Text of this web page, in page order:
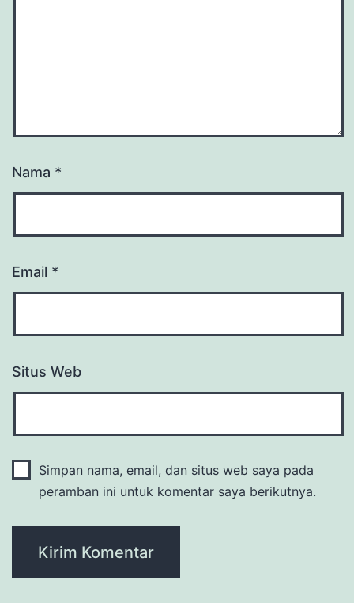
Nama *
Email *
Situs Web
Simpan nama, email, dan situs web saya pada
peramban ini untuk komentar saya berikutnya.